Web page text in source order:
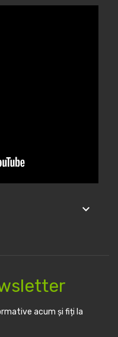
keyboard_arrow_down
acum și fiți la